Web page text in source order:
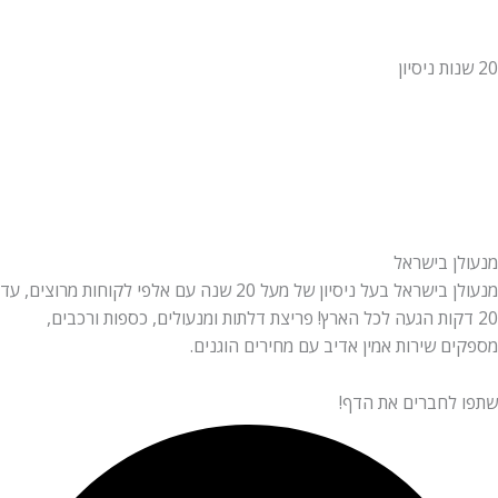
בישראל
מנעולן בישראל בעל ניסיון של מעל 20 שנה עם אלפי לקוחות מרוצים, עד
הגעה לכל הארץ! פריצת דלתות ומנעולים, כספות ורכבים,
שירות אמין אדיב עם מחירים הוגנים.
את הדף!